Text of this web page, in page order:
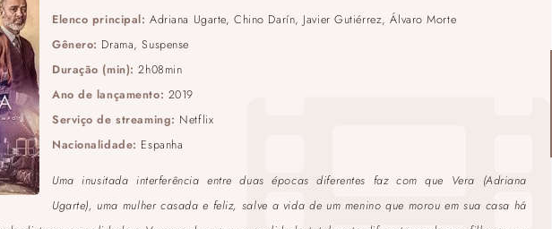
Elenco principal: Adriana Ugarte, Chino Darín, Javier Gutiérrez, Álvaro Morte
Gênero: Drama, Suspense
Duração (min): 2h08min
Ano de lançamento: 2019
Serviço de streaming: Netflix
Nacionalidade: Espanha
Uma inusitada interferência entre duas épocas diferentes faz com que Vera (Adriana
Ugarte), uma mulher casada e feliz, salve a vida de um menino que morou em sua casa há